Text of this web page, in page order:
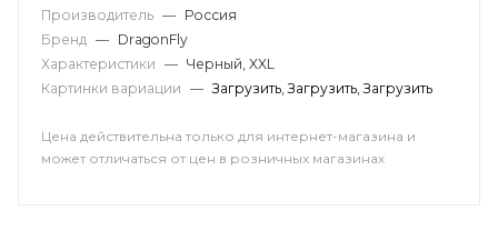
Производитель — Россия
Бренд — DragonFly
Характеристики — Черный, XXL
Картинки вариации — Загрузить,Загрузить,Загрузить
Цена действительна только для интернет-магазина и
может отличаться от цен в розничных магазинах